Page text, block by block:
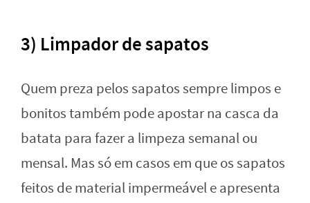
3) Limpador de sapatos
Quem preza pelos sapatos sempre limpos e
bonitos também pode apostar na casca da
batata para fazer a limpeza semanal ou
mensal. Mas só em casos em que os sapatos
feitos de material impermeável e apresenta